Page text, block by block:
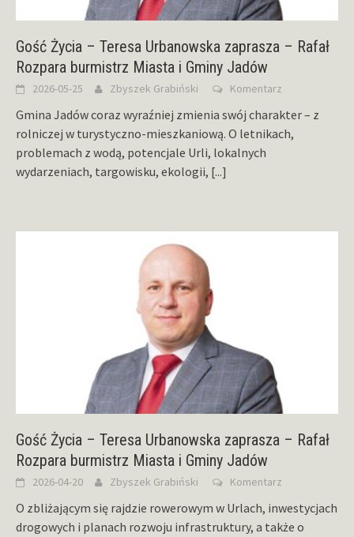
Gość Życia – Teresa Urbanowska zaprasza – Rafał
Rozpara burmistrz Miasta i Gminy Jadów
2026-05-25 Zbyszek Grabiński Komentarz
Gmina Jadów coraz wyraźniej zmienia swój charakter – z
rolniczej w turystyczno-mieszkaniową. O letnikach,
problemach z wodą, potencjale Urli, lokalnych
wydarzeniach, targowisku, ekologii, [...]
Gość Życia – Teresa Urbanowska zaprasza – Rafał
Rozpara burmistrz Miasta i Gminy Jadów
2026-04-20 Zbyszek Grabiński Komentarz
O zbliżającym się rajdzie rowerowym w Urlach, inwestycjach
drogowych i planach rozwoju infrastruktury, a także o